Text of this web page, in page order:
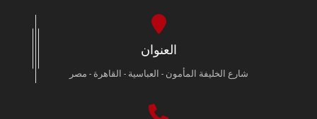
العنوان
شارع الخليفة المأمون - العباسية - القاهرة - مصر